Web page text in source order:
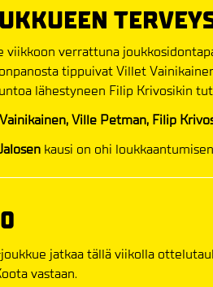
viikkoon verrattuna
tippuivat Villet
lähestyneen Filip Krivosikin
Ville Petman, Filip
kausi on ohi
jatkaa tällä viikolla
vastaan.